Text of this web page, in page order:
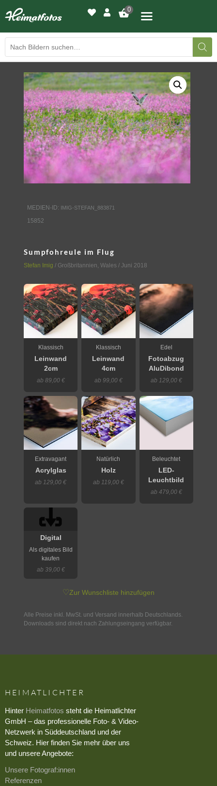
0
BILDERGALERIE
DRUCKQUALITÄTEN
LED-LEUCHTBILDER
WIR DRUCKEN IHR BILD
AUSSTELLUNGEN
KONTAKT
MEDIEN-ID: IMIG-STEFAN_883871
15852
Sumpfohreule im Flug
Stefan Imig / Großbritannien, Wales / Juni 2018
Klassisch
Leinwand
2cm
ab 89,00 €
Klassisch
Leinwand
4cm
ab 99,00 €
Edel
Fotoabzug
AluDibond
ab 129,00 €
Extravagant
Acrylglas
ab 129,00 €
Natürlich
Holz
ab 119,00 €
Beleuchtet
LED-
Leuchtbild
ab 479,00 €
Digital
Als digitales Bild
kaufen
ab 39,00 €
♡Zur Wunschliste hinzufügen
Alle Preise inkl. MwSt. und Versand innerhalb Deutschlands.
Downloads sind direkt nach Zahlungseingang verfügbar.
HEIMATLICHTER
Hinter Heimatfotos steht die Heimatlichter
GmbH – das professionelle Foto- & Video-
Netzwerk in Süddeutschland und der
Schweiz. Hier finden Sie mehr über uns
und unsere Angebote:
Unsere Fotograf:innen
Referenzen